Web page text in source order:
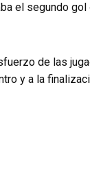
el segundo
de las
y a la